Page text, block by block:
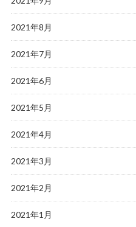
2021年8月
2021年7月
2021年6月
2021年5月
2021年4月
2021年3月
2021年2月
2021年1月